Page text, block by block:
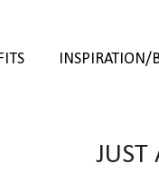
INSPIRATION/
JUST